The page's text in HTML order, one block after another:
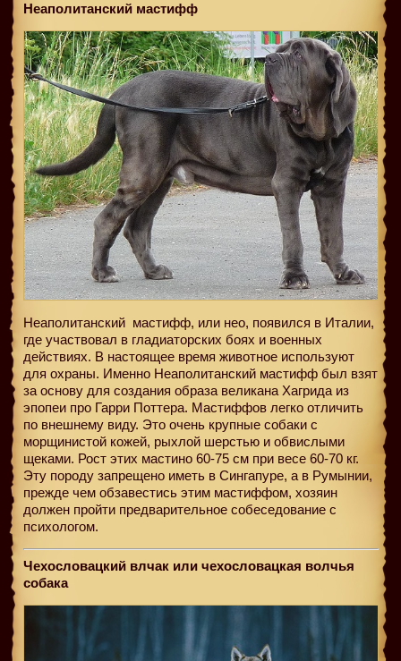
Неаполитанский мастифф
Неаполитанский мастифф, или нео, появился в Италии,
где участвовал в гладиаторских боях и военных
действиях. В настоящее время животное используют
для охраны. Именно Неаполитанский мастифф был взят
за основу для создания образа великана Хагрида из
эпопеи про Гарри Поттера. Мастиффов легко отличить
по внешнему виду. Это очень крупные собаки с
морщинистой кожей, рыхлой шерстью и обвислыми
щеками. Рост этих мастино 60-75 см при весе 60-70 кг.
Эту породу запрещено иметь в Сингапуре, а в Румынии,
прежде чем обзавестись этим мастиффом, хозяин
должен пройти предварительное собеседование с
психологом.
Чехословацкий влчак или чехословацкая волчья
собака